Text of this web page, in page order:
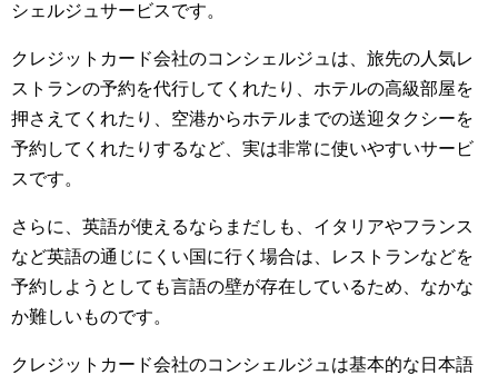
シェルジュサービスです。
クレジットカード会社のコンシェルジュは、旅先の人気レ
ストランの予約を代行してくれたり、ホテルの高級部屋を
押さえてくれたり、空港からホテルまでの送迎タクシーを
予約してくれたりするなど、実は非常に使いやすいサービ
スです。
さらに、英語が使えるならまだしも、イタリアやフランス
など英語の通じにくい国に行く場合は、レストランなどを
予約しようとしても言語の壁が存在しているため、なかな
か難しいものです。
クレジットカード会社のコンシェルジュは基本的な日本語